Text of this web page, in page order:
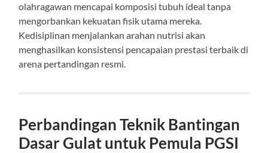
olahragawan mencapai komposisi tubuh ideal tanpa
mengorbankan kekuatan fisik utama mereka.
Kedisiplinan menjalankan arahan nutrisi akan
menghasilkan konsistensi pencapaian prestasi terbaik di
arena pertandingan resmi.
Perbandingan Teknik Bantingan
Dasar Gulat untuk Pemula PGSI